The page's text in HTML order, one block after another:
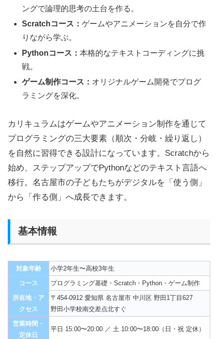
ングで論理的思考の土台を作る。
Scratchコース：ゲームやアニメーションを自分で作
りながら学ぶ。
Pythonコース：本格的なテキストコーディングに挑
戦。
ゲーム制作コース： オリジナルゲーム開発でプログ
ラミングを深化。
カリキュラムはゲームやアニメーション制作を通じて
プログラミングの三大要素（順次・分岐・繰り返し）
を自然に習得できる設計になっています。Scratchから
始め、ステップアップでPythonなどのテキスト言語へ
移行。名古屋市の子どもたちがデジタルを「使う側」
から「作る側」へ成長できます。
基本情報
対象年齢
小学2年生〜高校3年生
コース
プログラミング基礎・Scratch・Python・ゲーム制作
所在地・ア
クセス
〒454-0912 愛知県 名古屋市 中川区 野田1丁目627
野田小学校南交差点北すぐ
営業時間・
定休日
平日 15:00〜20:00 ／ 土 10:00〜18:00（日・祝 定休）